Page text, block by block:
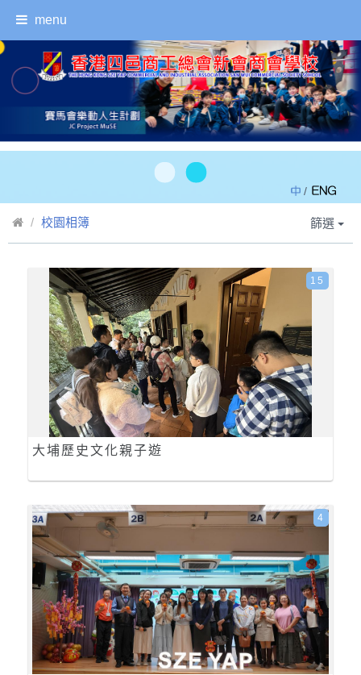
menu
/
校園相簿 篩選
大埔歷史文化親子遊
15
4